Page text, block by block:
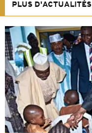
PLUS D'ACTUALITÉS